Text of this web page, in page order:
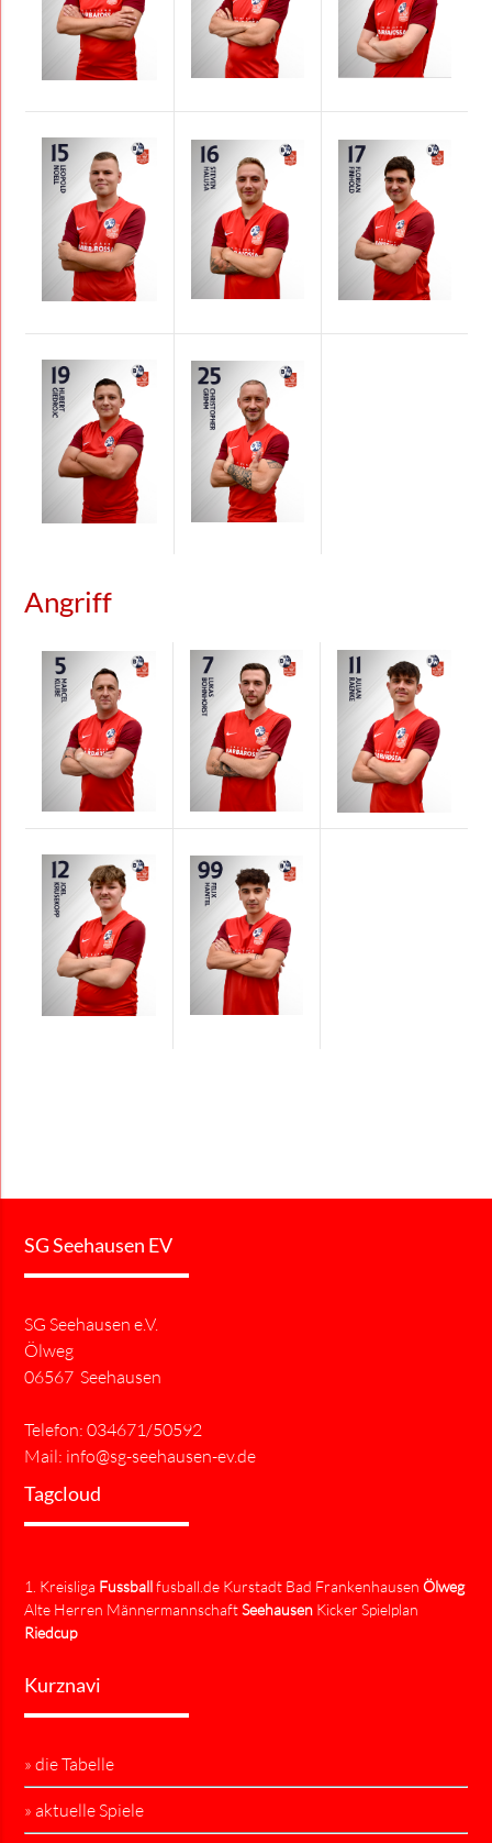
Angriff
SG Seehausen EV
SG Seehausen e.V.
Ölweg
06567 Seehausen
Telefon: 034671/50592
Mail: info@sg-seehausen-ev.de
Tagcloud
1. Kreisliga Fussballfusball.de Kurstadt Bad FrankenhausenÖlweg
Alte Herren MännermannschaftSeehausen Kicker Spielplan
Riedcup
Kurznavi
» die Tabelle
» aktuelle Spiele